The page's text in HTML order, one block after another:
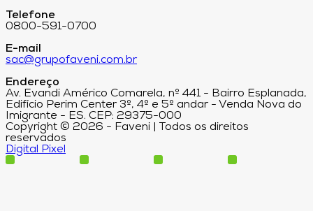
Telefone
0800-591-0700
E-mail
sac@grupofaveni.com.br
Endereço
Av. Evandi Américo Comarela, nº 441 - Bairro Esplanada,
Edifício Perim Center 3º, 4º e 5º andar - Venda Nova do
Imigrante - ES. CEP: 29375-000
Copyright © 2026 - Faveni | Todos os direitos
reservados
Digital Pixel